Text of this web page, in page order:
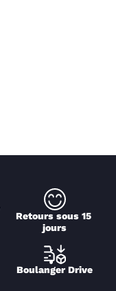
Retours sous 15
jours
Boulanger Drive